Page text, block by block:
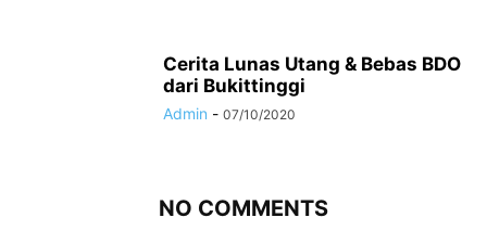
Cerita Lunas Utang & Bebas BDO
dari Bukittinggi
Admin - 07/10/2020
NO COMMENTS